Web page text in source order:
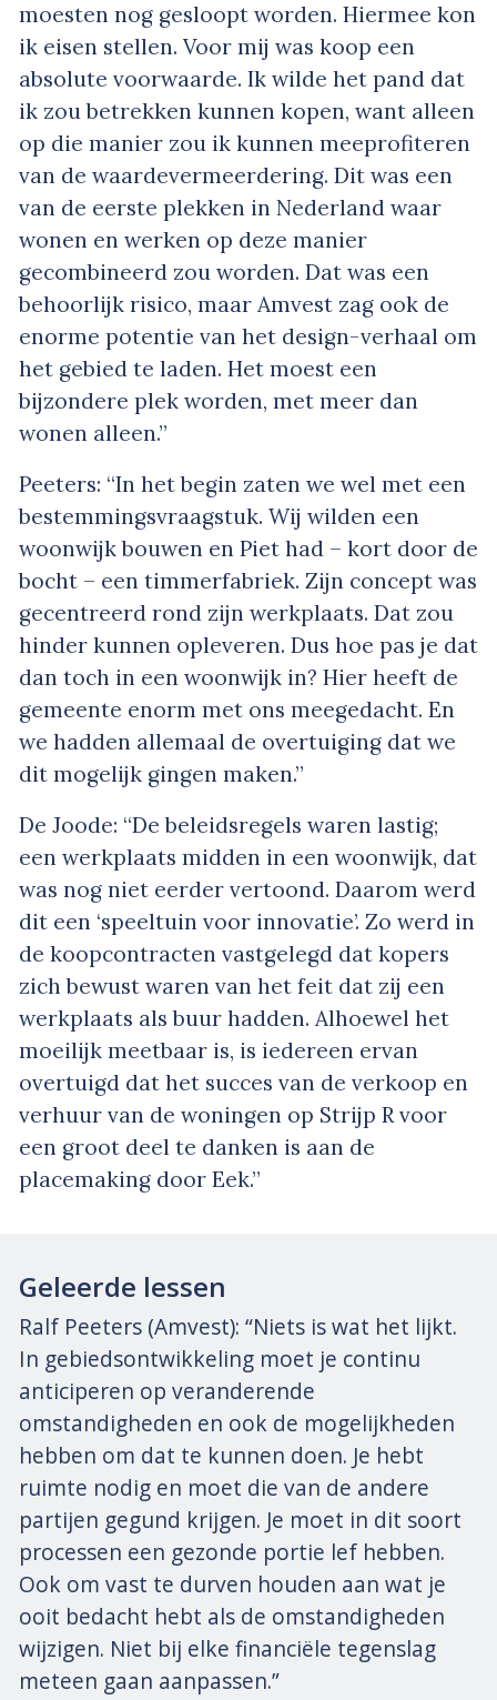
moesten nog gesloopt worden. Hiermee kon
ik eisen stellen. Voor mij was koop een
absolute voorwaarde. Ik wilde het pand dat
ik zou betrekken kunnen kopen, want alleen
op die manier zou ik kunnen meeprofiteren
van de waardevermeerdering. Dit was een
van de eerste plekken in Nederland waar
wonen en werken op deze manier
gecombineerd zou worden. Dat was een
behoorlijk risico, maar Amvest zag ook de
enorme potentie van het design-verhaal om
het gebied te laden. Het moest een
bijzondere plek worden, met meer dan
wonen alleen.”
Peeters: “In het begin zaten we wel met een
bestemmingsvraagstuk. Wij wilden een
woonwijk bouwen en Piet had – kort door de
bocht – een timmerfabriek. Zijn concept was
gecentreerd rond zijn werkplaats. Dat zou
hinder kunnen opleveren. Dus hoe pas je dat
dan toch in een woonwijk in? Hier heeft de
gemeente enorm met ons meegedacht. En
we hadden allemaal de overtuiging dat we
dit mogelijk gingen maken.”
De Joode: “De beleidsregels waren lastig;
een werkplaats midden in een woonwijk, dat
was nog niet eerder vertoond. Daarom werd
dit een ‘speeltuin voor innovatie’. Zo werd in
de koopcontracten vastgelegd dat kopers
zich bewust waren van het feit dat zij een
werkplaats als buur hadden. Alhoewel het
moeilijk meetbaar is, is iedereen ervan
overtuigd dat het succes van de verkoop en
verhuur van de woningen op Strijp R voor
een groot deel te danken is aan de
placemaking door Eek.”
Geleerde lessen
Ralf Peeters (Amvest): “Niets is wat het lijkt.
In gebiedsontwikkeling moet je continu
anticiperen op veranderende
omstandigheden en ook de mogelijkheden
hebben om dat te kunnen doen. Je hebt
ruimte nodig en moet die van de andere
partijen gegund krijgen. Je moet in dit soort
processen een gezonde portie lef hebben.
Ook om vast te durven houden aan wat je
ooit bedacht hebt als de omstandigheden
wijzigen. Niet bij elke financiële tegenslag
meteen gaan aanpassen.”